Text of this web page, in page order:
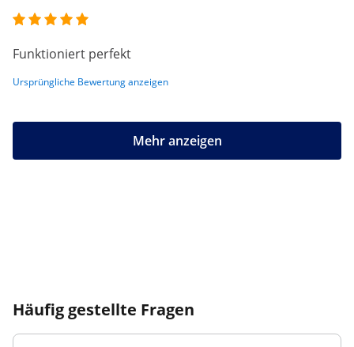
Funktioniert perfekt
Ursprüngliche Bewertung anzeigen
Mehr anzeigen
Häufig gestellte Fragen